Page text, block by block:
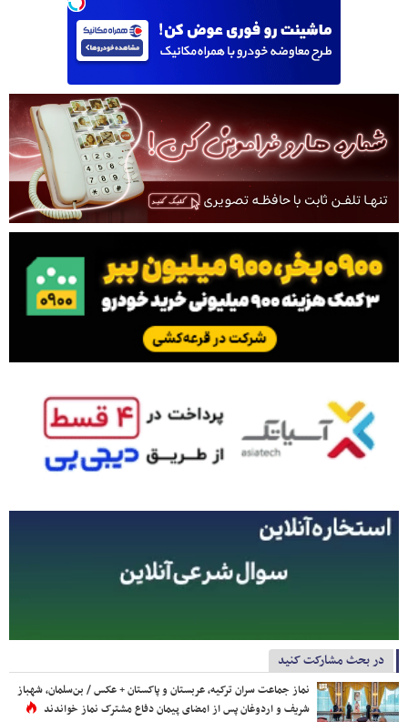
در بحث مشارکت کنید
نماز جماعت سران ترکیه، عربستان و پاکستان + عکس / بن‌سلمان، شهباز
شریف و اردوغان پس از امضای پیمان دفاع مشترک نماز خواندند